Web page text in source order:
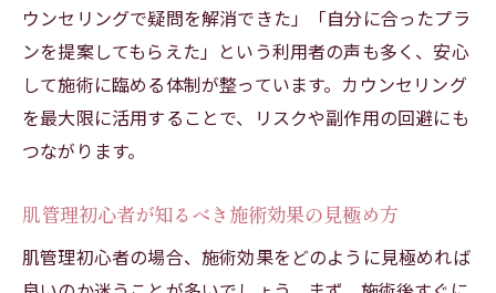
ウンセリングで疑問を解消できた」「自分に合ったプラ
ンを提案してもらえた」という利用者の声も多く、安心
して施術に臨める体制が整っています。カウンセリング
を最大限に活用することで、リスクや副作用の回避にも
つながります。
肌管理初心者が知るべき施術効果の見極め方
肌管理初心者の場合、施術効果をどのように見極めれば